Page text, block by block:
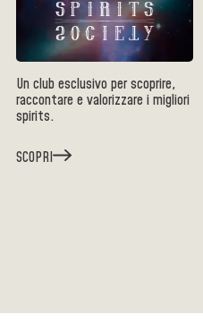
Un club esclusivo per scoprire,
raccontare e valorizzare i migliori
spirits.
SCOPRI